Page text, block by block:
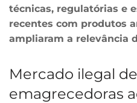
técnicas, regulatórias e
recentes com produtos
ampliaram a relevância
Mercado ilegal
emagrecedoras